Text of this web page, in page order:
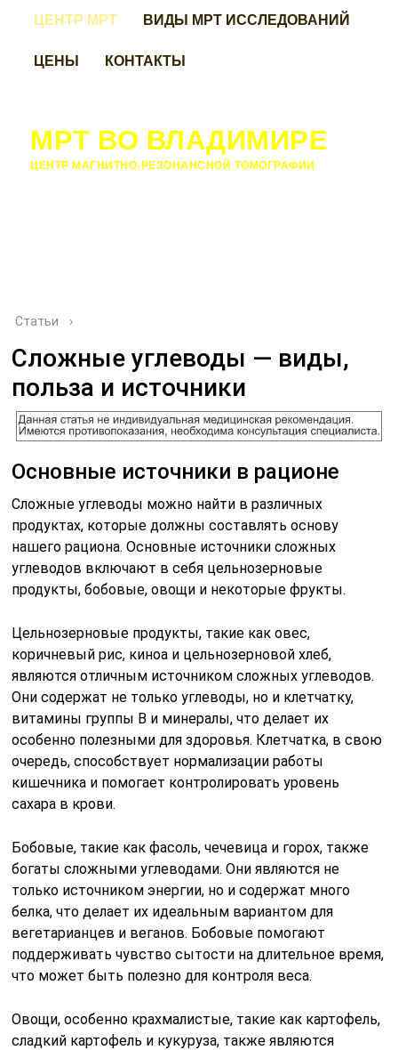
ЦЕНТР МРТ
ВИДЫ МРТ ИССЛЕДОВАНИЙ
ЦЕНЫ
КОНТАКТЫ
МРТ ВО ВЛАДИМИРЕ
ЦЕНТР МАГНИТНО-РЕЗОНАНСНОЙ ТОМОГРАФИИ
Статьи ›
Сложные углеводы — виды,
польза и источники
Основные источники в рационе
Сложные углеводы можно найти в различных
продуктах, которые должны составлять основу
нашего рациона. Основные источники сложных
углеводов включают в себя цельнозерновые
продукты, бобовые, овощи и некоторые фрукты.
Цельнозерновые продукты, такие как овес,
коричневый рис, киноа и цельнозерновой хлеб,
являются отличным источником сложных углеводов.
Они содержат не только углеводы, но и клетчатку,
витамины группы B и минералы, что делает их
особенно полезными для здоровья. Клетчатка, в свою
очередь, способствует нормализации работы
кишечника и помогает контролировать уровень
сахара в крови.
Бобовые, такие как фасоль, чечевица и горох, также
богаты сложными углеводами. Они являются не
только источником энергии, но и содержат много
белка, что делает их идеальным вариантом для
вегетарианцев и веганов. Бобовые помогают
поддерживать чувство сытости на длительное время,
что может быть полезно для контроля веса.
Овощи, особенно крахмалистые, такие как картофель,
сладкий картофель и кукуруза, также являются